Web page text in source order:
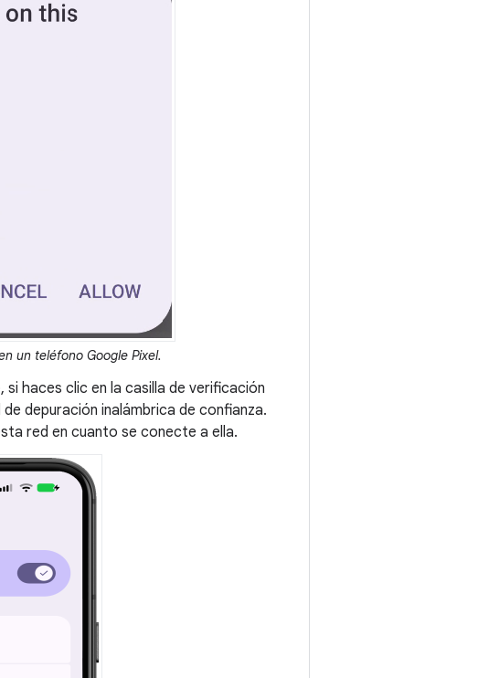
un teléfono Google Pixel.
si haces clic en la casilla de verificación
depuración inalámbrica de confianza.
red en cuanto se conecte a ella.